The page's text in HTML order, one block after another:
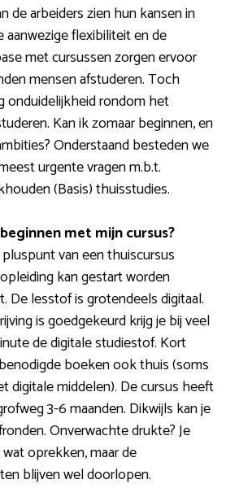
de arbeiders zien hun kansen in
aanwezige flexibiliteit en de
met cursussen zorgen ervoor
mensen afstuderen. Toch
onduidelijkheid rondom het
Kan ik zomaar beginnen, en
Onderstaand besteden we
urgente vragen m.b.t.
(Basis) thuisstudies.
met mijn cursus?
van een thuiscursus
kan gestart worden
De lesstof is grotendeels digitaal.
is goedgekeurd krijg je bij veel
de digitale studiestof. Kort
boeken ook thuis (soms
digitale middelen). De cursus heeft
3-6 maanden. Dikwijls kan je
Onverwachte drukte? Je
oprekken, maar de
blijven wel doorlopen.